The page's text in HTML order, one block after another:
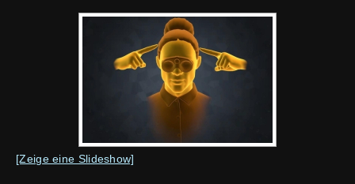
[Zeige eine Slideshow]